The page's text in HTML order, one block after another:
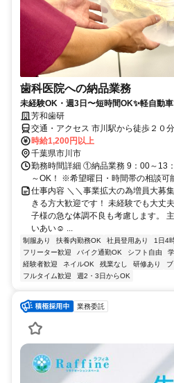
歯科医院への納品業務
未経験OK・週3日〜短時間OK✨軽自動
芳和歯研
交通・アクセス 市川駅から徒歩２０
時給1,200円以上
千葉県市川市
勤務時間詳細 ①納品業務 9：00～13
～OK！ ※希望曜日・時間帯の相談可
仕事内容 ＼＼事業拡大の為増員大募
きる方大歓迎です！ 未経験でも大丈
子様の急な体調不良も考慮します。
いあい☺ ...
制服あり 扶養内勤務OK 社員登用あり 1日4
フリーター歓迎
バイク通勤OK シフト自由
経験者歓迎
ネイルOK 残業なし 研修あり
フルタイム歓迎
週2・3日からOK
業務委託